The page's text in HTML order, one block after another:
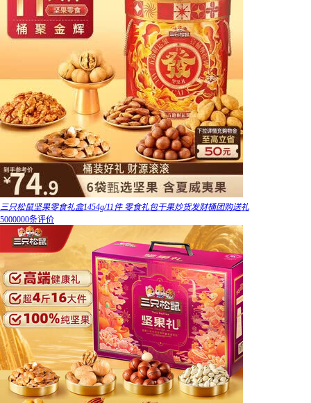
三只松鼠坚果零食礼盒1454g/11件 零食礼包干果炒货发财桶团购送礼
5000000条评价